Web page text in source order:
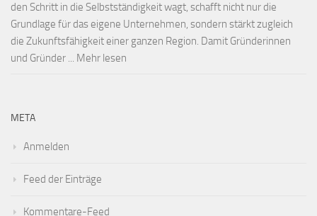
den Schritt in die Selbstständigkeit wagt, schafft nicht nur die
Grundlage für das eigene Unternehmen, sondern stärkt zugleich
die Zukunftsfähigkeit einer ganzen Region. Damit Gründerinnen
und Gründer ... Mehr lesen
META
Anmelden
Feed der Einträge
Kommentare-Feed